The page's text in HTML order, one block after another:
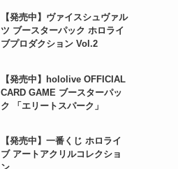
【発売中】ヴァイスシュヴァル
ツ ブースターパック ホロライ
ブプロダクション Vol.2
【発売中】hololive OFFICIAL
CARD GAME ブースターパッ
ク 「エリートスパーク」
【発売中】一番くじ ホロライ
ブ アートアクリルコレクショ